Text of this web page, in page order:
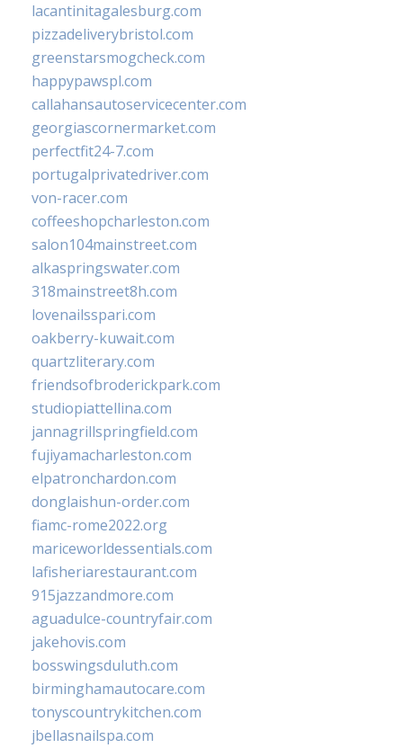
lacantinitagalesburg.com
pizzadeliverybristol.com
greenstarsmogcheck.com
happypawspl.com
callahansautoservicecenter.com
georgiascornermarket.com
perfectfit24-7.com
portugalprivatedriver.com
von-racer.com
coffeeshopcharleston.com
salon104mainstreet.com
alkaspringswater.com
318mainstreet8h.com
lovenailsspari.com
oakberry-kuwait.com
quartzliterary.com
friendsofbroderickpark.com
studiopiattellina.com
jannagrillspringfield.com
fujiyamacharleston.com
elpatronchardon.com
donglaishun-order.com
fiamc-rome2022.org
mariceworldessentials.com
lafisheriarestaurant.com
915jazzandmore.com
aguadulce-countryfair.com
jakehovis.com
bosswingsduluth.com
birminghamautocare.com
tonyscountrykitchen.com
jbellasnailspa.com